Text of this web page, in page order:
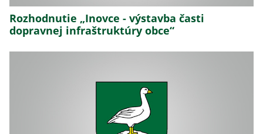
Rozhodnutie „Inovce - výstavba časti
dopravnej infraštruktúry obce“